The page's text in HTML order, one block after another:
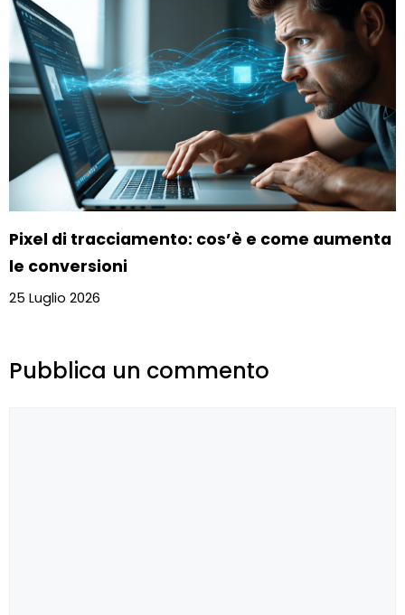
Pixel di tracciamento: cos’è e come aumenta
le conversioni
25 Luglio 2026
Pubblica un commento